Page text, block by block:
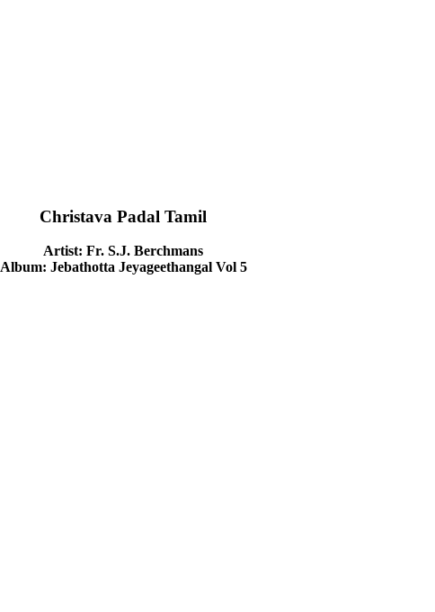
Christava Padal Tamil
Artist: Fr. S.J. Berchmans
Album: Jebathotta Jeyageethangal Vol 5